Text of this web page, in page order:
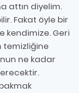
attın diyelim.
Fakat öyle bir
kendimize. Geri
ne kadar